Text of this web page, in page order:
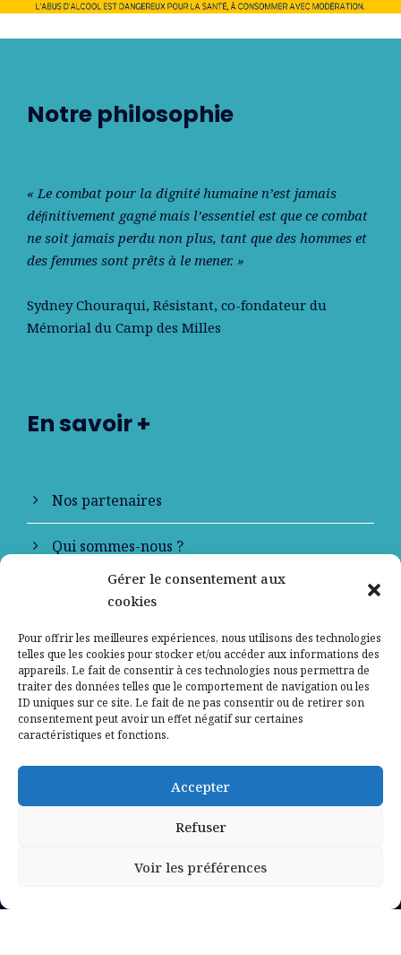
Gérer le consentement aux
cookies
Pour offrir les meilleures expériences, nous utilisons des technologies
telles que les cookies pour stocker et/ou accéder aux informations des
appareils. Le fait de consentir à ces technologies nous permettra de
traiter des données telles que le comportement de navigation ou les
ID uniques sur ce site. Le fait de ne pas consentir ou de retirer son
consentement peut avoir un effet négatif sur certaines
caractéristiques et fonctions.
Accepter
Refuser
Voir les préférences
Notre philosophie
« Le combat pour la dignité humaine n’est jamais
déﬁnitivement gagné mais l’essentiel est que ce combat
ne soit jamais perdu non plus, tant que des hommes et
des femmes sont prêts à le mener. »
Sydney Chouraqui, Résistant, co-fondateur du
Mémorial du Camp des Milles
En savoir +
Nos partenaires
Qui sommes-nous ?
Contactez-nous
Mentions légales
Politique de confidentialité